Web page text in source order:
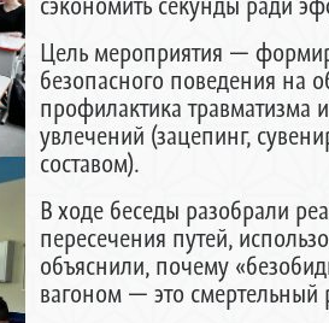
Цель мероприятия —
безопасного поведения на
профилактика травматизма
увлечений (зацепинг,
составом).
В ходе беседы разобрали
пересечения путей,
объяснили, почему
вагоном — это смертельный